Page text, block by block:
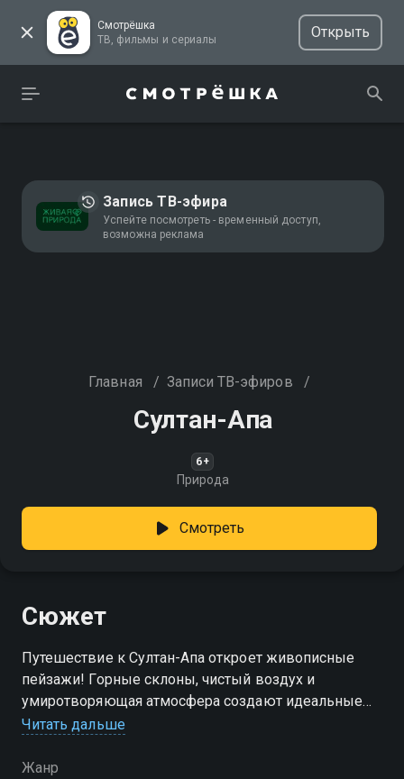
Смотрёшка
ТВ, фильмы и сериалы
Открыть
Запись ТВ-эфира
Успейте посмотреть - временный доступ,
возможна реклама
Главная / Записи ТВ-эфиров /
Султан-Апа
6+
Природа
Смотреть
Сюжет
Путешествие к Султан-Апа откроет живописные
пейзажи! Горные склоны, чистый воздух и
умиротворяющая атмосфера создают идеальные
условия для отдыха на природе
Читать дальше
Жанр